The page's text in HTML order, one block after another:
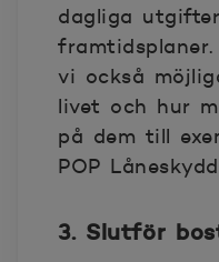
dagliga
vi också
livet och hur
på dem till
POP
3. Slutför